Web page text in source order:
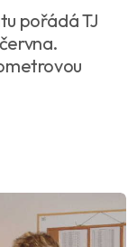
pořádá TJ